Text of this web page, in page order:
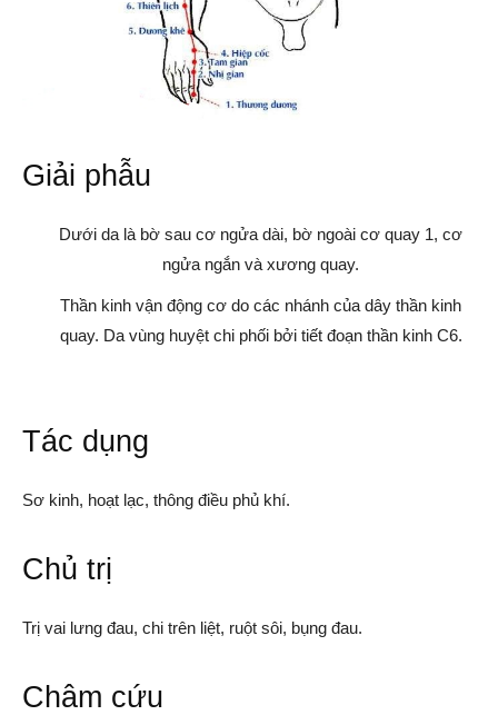
Giải phẫu
Dưới da là bờ sau cơ ngửa dài, bờ ngoài cơ quay 1, cơ
ngửa ngắn và xương quay.
Thần kinh vận động cơ do các nhánh của dây thần kinh
quay. Da vùng huyệt chi phối bởi tiết đoạn thần kinh C6.
Tác dụng
Sơ kinh, hoạt lạc, thông điều phủ khí.
Chủ trị
Trị vai lưng đau, chi trên liệt, ruột sôi, bụng đau.
Châm cứu